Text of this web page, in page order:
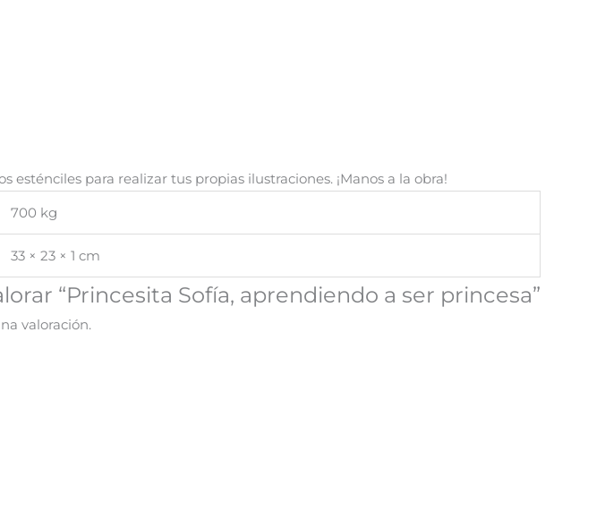
para realizar tus propias ilustraciones. ¡Manos a la obra!
700 kg
33 × 23 × 1 cm
“Princesita Sofía, aprendiendo a ser princesa”
valoración.